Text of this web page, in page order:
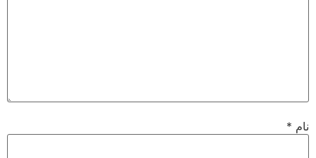
نام *